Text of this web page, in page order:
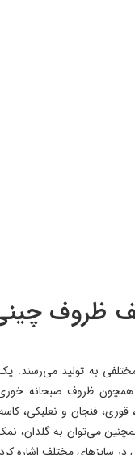
ظروف
به تولید
همچون ظروف صبحانه
فنجان و نعلبکی،
می‌توان به گلدان، نمک